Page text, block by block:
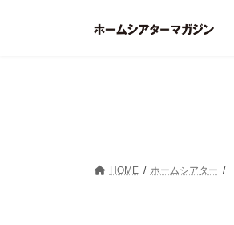
HOME ホームシアター